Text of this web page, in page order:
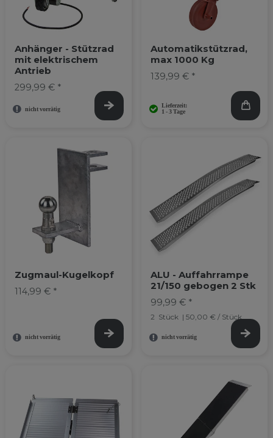
Anhänger - Stützrad
mit elektrischem
Antrieb
299,99 € *
Automatikstützrad,
max 1000 Kg
139,99 € *
Zugmaul-Kugelkopf
114,99 € *
ALU - Auffahrrampe
21/150 gebogen 2 Stk
99,99 € *
2 Stück | 50,00 € / Stück